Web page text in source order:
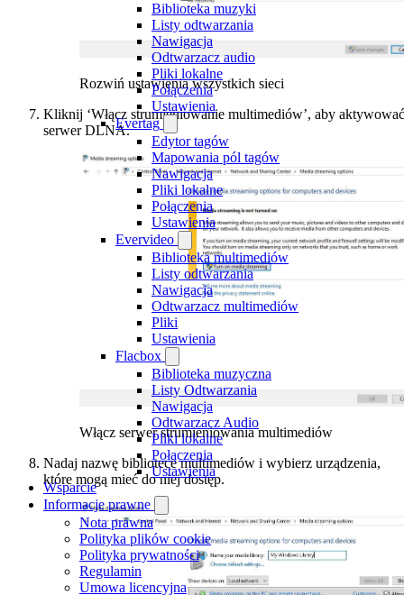
Biblioteka muzyki
Listy odtwarzania
Nawigacja
Odtwarzacz audio
Pliki lokalne
Połączenia
Ustawienia
Evertag
Edytor tagów
Mapowania pól tagów
Nawigacja
Pliki lokalne
Połączenia
Ustawienia
Evervideo
Biblioteka multimediów
Listy odtwarzania
Nawigacja
Odtwarzacz multimediów
Pliki
Ustawienia
Flacbox
Biblioteka muzyczna
Listy Odtwarzania
Nawigacja
Odtwarzacz Audio
Pliki lokalne
Połączenia
Ustawienia
Wsparcie
Informacje prawne
Nota prawna
Polityka plików cookie
Polityka prywatności
Regulamin
Umowa licencyjna
Rozwiń ustawienia wszystkich sieci
Kliknij ‘Włącz strumieniowanie multimediów’, aby aktywować
serwer DLNA.
Włącz serwer strumieniowania multimediów
Nadaj nazwę bibliotece multimediów i wybierz urządzenia,
które mogą mieć do niej dostęp.